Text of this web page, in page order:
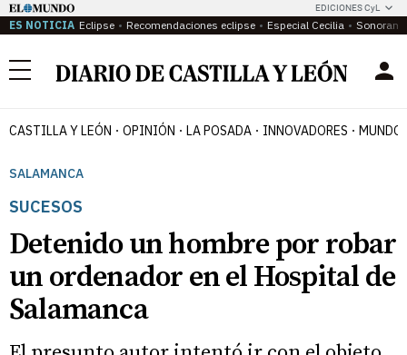
EDICIONES CyL
ES NOTICIA Eclipse Recomendaciones eclipse Especial Cecilia
Menú
CASTILLA Y LEÓN OPINIÓN LA POSADA INNOVADORES MUNDO
SALAMANCA
SUCESOS
Detenido un hombre por robar
un ordenador en el Hospital de
Salamanca